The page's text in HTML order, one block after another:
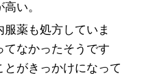
い。
服薬も処方していま
なかったそうです
がきっかけになって